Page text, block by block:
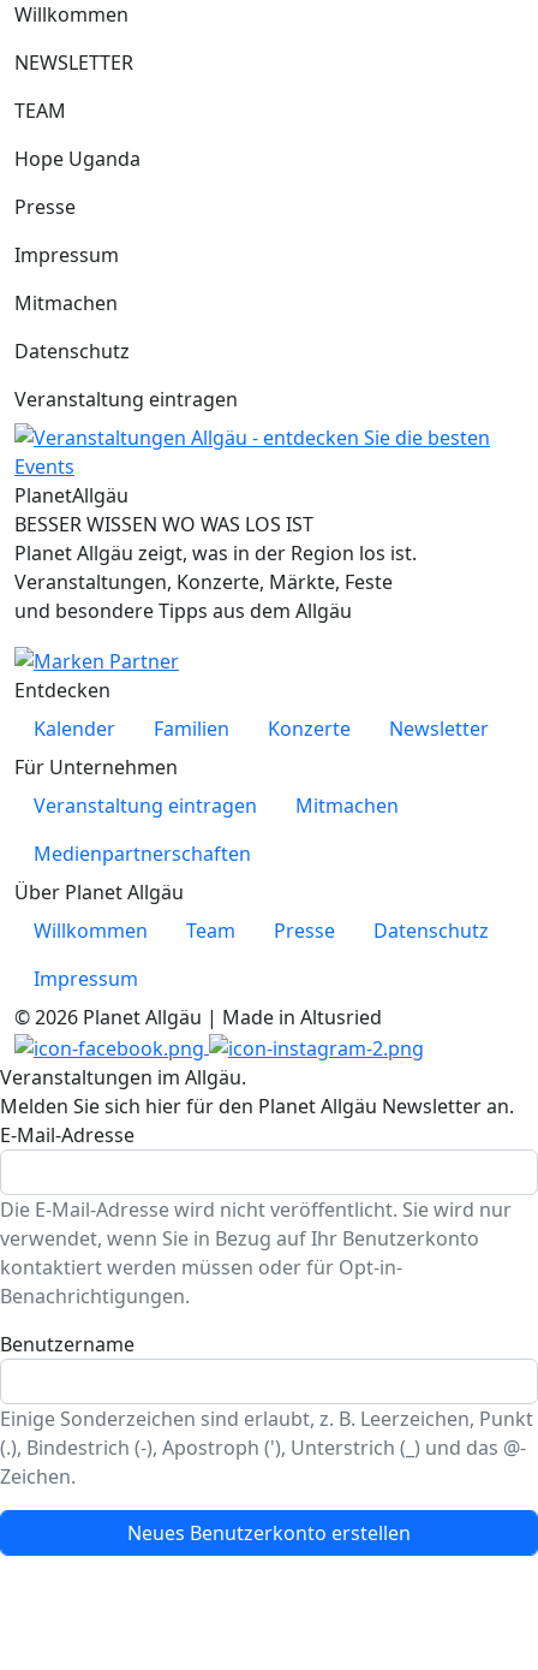
Willkommen
NEWSLETTER
TEAM
Hope Uganda
Presse
Impressum
Mitmachen
Datenschutz
Veranstaltung eintragen
PlanetAllgäu
BESSER WISSEN WO WAS LOS IST
Planet Allgäu zeigt, was in der Region los ist.
Veranstaltungen, Konzerte, Märkte, Feste
und besondere Tipps aus dem Allgäu
Entdecken
Kalender
Familien Konzerte
Newsletter
Für Unternehmen
Veranstaltung eintragen
Mitmachen
Medienpartnerschaften
Über Planet Allgäu
Willkommen
Team Presse
Datenschutz
Impressum
© 2026 Planet Allgäu | Made in Altusried
Veranstaltungen im Allgäu.
Melden Sie sich hier für den Planet Allgäu Newsletter an.
E-Mail-Adresse
Die E-Mail-Adresse wird nicht veröffentlicht. Sie wird nur
verwendet, wenn Sie in Bezug auf Ihr Benutzerkonto
kontaktiert werden müssen oder für Opt-in-
Benachrichtigungen.
Benutzername
Einige Sonderzeichen sind erlaubt, z. B. Leerzeichen, Punkt
(.), Bindestrich (-), Apostroph ('), Unterstrich (_) und das @-
Zeichen.